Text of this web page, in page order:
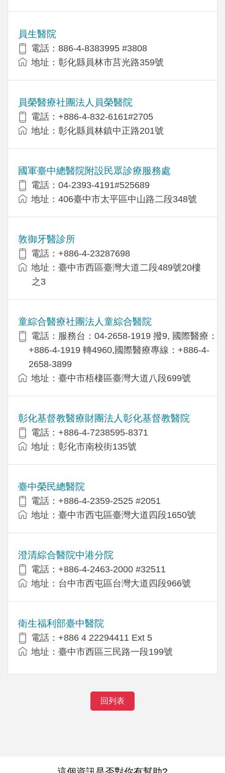
員生醫院
電話：886-4-8383995 #3808
地址：彰化縣員林市莒光路359號
員榮醫療社團法人員榮醫院
電話：+886-4-832-6161#2705
地址：彰化縣員林鎮中正路201號
國軍臺中總醫院附設民眾診療服務處
電話：04-2393-4191#525689
地址：406臺中市太平區中山路二段348號
敦御牙醫診所
電話：+886-4-23287698
地址：臺中市西區臺灣大道二段489號20樓
之3
童綜合醫療社團法人童綜合醫院
電話：服務台：04-2658-1919 撥9, 國際醫療：
+886-4-1919 轉4960,國際醫療專線：+886-4-
2658-3899
地址：臺中市梧棲區臺灣大道八段699號
彰化基督教醫療財團法人彰化基督教醫院
電話：+886-4-7238595-8371
地址：彰化市南校街135號
臺中榮民總醫院
電話：+886-4-2359-2525 #2051
地址：臺中市西屯區臺灣大道四段1650號
澄清綜合醫院中港分院
電話：+886-4-2463-2000 #32511
地址：台中市西屯區台灣大道四段966號
衛生福利部臺中醫院
電話：+886 4 22294411 Ext 5
地址：臺中市西區三民路一段199號
回列表